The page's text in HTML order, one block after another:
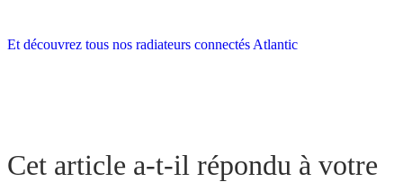
Et découvrez tous nos radiateurs connectés Atlantic
Cet article a-t-il répondu à votre